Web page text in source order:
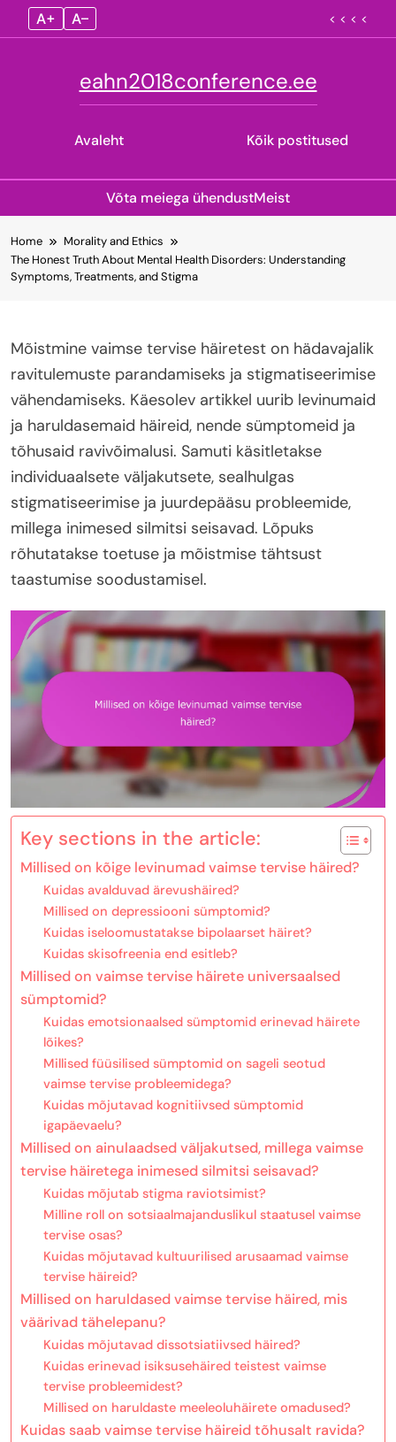
A+ A– < < < <
Avaleht
eahn2018conference.ee
Kõik postitused
Võta meiega ühendustMeist
to
content
Home
Morality and Ethics
The Honest Truth About Mental Health Disorders: Understanding
Symptoms, Treatments, and Stigma
Mõistmine vaimse tervise häiretest on hädavajalik
ravitulemuste parandamiseks ja stigmatiseerimise
vähendamiseks. Käesolev artikkel uurib levinumaid
ja haruldasemaid häireid, nende sümptomeid ja
tõhusaid ravivõimalusi. Samuti käsitletakse
individuaalsete väljakutsete, sealhulgas
stigmatiseerimise ja juurdepääsu probleemide,
millega inimesed silmitsi seisavad. Lõpuks
rõhutatakse toetuse ja mõistmise tähtsust
taastumise soodustamisel.
Key sections in the article:
Millised on kõige levinumad vaimse tervise häired?
Kuidas avalduvad ärevushäired?
Millised on depressiooni sümptomid?
Kuidas iseloomustatakse bipolaarset häiret?
Kuidas skisofreenia end esitleb?
Millised on vaimse tervise häirete universaalsed
sümptomid?
Kuidas emotsionaalsed sümptomid erinevad häirete
lõikes?
Millised füüsilised sümptomid on sageli seotud
vaimse tervise probleemidega?
Kuidas mõjutavad kognitiivsed sümptomid
igapäevaelu?
Millised on ainulaadsed väljakutsed, millega vaimse
tervise häiretega inimesed silmitsi seisavad?
Kuidas mõjutab stigma raviotsimist?
Milline roll on sotsiaalmajanduslikul staatusel vaimse
tervise osas?
Kuidas mõjutavad kultuurilised arusaamad vaimse
tervise häireid?
Millised on haruldased vaimse tervise häired, mis
väärivad tähelepanu?
Kuidas mõjutavad dissotsiatiivsed häired?
Kuidas erinevad isiksusehäired teistest vaimse
tervise probleemidest?
Millised on haruldaste meeleoluhäirete omadused?
Kuidas saab vaimse tervise häireid tõhusalt ravida?